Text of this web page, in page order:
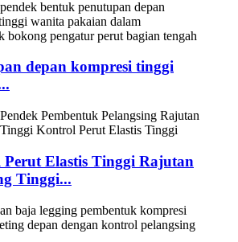
depan kompresi tinggi
Elastis Tinggi Rajutan
Tinggi...